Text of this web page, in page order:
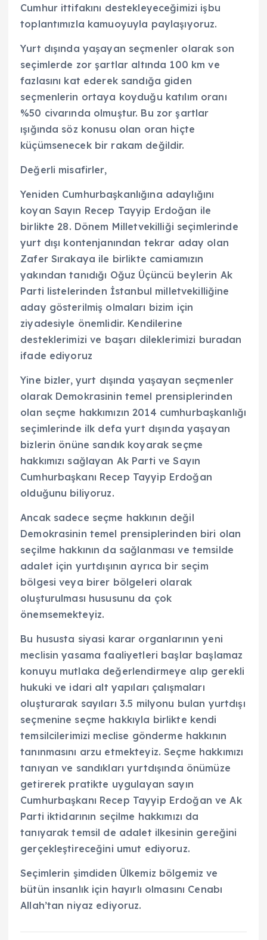
Cumhur ittifakını destekleyeceğimizi işbu
toplantımızla kamuoyuyla paylaşıyoruz.
Yurt dışında yaşayan seçmenler olarak son
seçimlerde zor şartlar altında 100 km ve
fazlasını kat ederek sandığa giden
seçmenlerin ortaya koyduğu katılım oranı
%50 civarında olmuştur. Bu zor şartlar
ışığında söz konusu olan oran hiçte
küçümsenecek bir rakam değildir.
Değerli misafirler,
Yeniden Cumhurbaşkanlığına adaylığını
koyan Sayın Recep Tayyip Erdoğan ile
birlikte 28. Dönem Milletvekilliği seçimlerinde
yurt dışı kontenjanından tekrar aday olan
Zafer Sırakaya ile birlikte camiamızın
yakından tanıdığı Oğuz Üçüncü beylerin Ak
Parti listelerinden İstanbul milletvekilliğine
aday gösterilmiş olmaları bizim için
ziyadesiyle önemlidir. Kendilerine
desteklerimizi ve başarı dileklerimizi buradan
ifade ediyoruz
Yine bizler, yurt dışında yaşayan seçmenler
olarak Demokrasinin temel prensiplerinden
olan seçme hakkımızın 2014 cumhurbaşkanlığı
seçimlerinde ilk defa yurt dışında yaşayan
bizlerin önüne sandık koyarak seçme
hakkımızı sağlayan Ak Parti ve Sayın
Cumhurbaşkanı Recep Tayyip Erdoğan
olduğunu biliyoruz.
Ancak sadece seçme hakkının değil
Demokrasinin temel prensiplerinden biri olan
seçilme hakkının da sağlanması ve temsilde
adalet için yurtdışının ayrıca bir seçim
bölgesi veya birer bölgeleri olarak
oluşturulması hususunu da çok
önemsemekteyiz.
Bu hususta siyasi karar organlarının yeni
meclisin yasama faaliyetleri başlar başlamaz
konuyu mutlaka değerlendirmeye alıp gerekli
hukuki ve idari alt yapıları çalışmaları
oluşturarak sayıları 3.5 milyonu bulan yurtdışı
seçmenine seçme hakkıyla birlikte kendi
temsilcilerimizi meclise gönderme hakkının
tanınmasını arzu etmekteyiz. Seçme hakkımızı
tanıyan ve sandıkları yurtdışında önümüze
getirerek pratikte uygulayan sayın
Cumhurbaşkanı Recep Tayyip Erdoğan ve Ak
Parti iktidarının seçilme hakkımızı da
tanıyarak temsil de adalet ilkesinin gereğini
gerçekleştireceğini umut ediyoruz.
Seçimlerin şimdiden Ülkemiz bölgemiz ve
bütün insanlık için hayırlı olmasını Cenabı
Allah’tan niyaz ediyoruz.